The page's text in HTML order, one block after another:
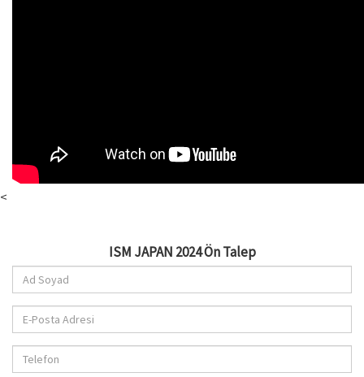
<
ISM JAPAN 2024 Ön Talep